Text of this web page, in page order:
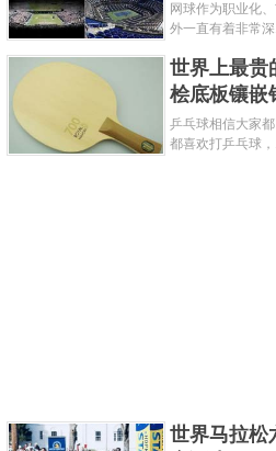
历时四年。他是第一个在正式
术的乒乓球运动员，也是中国
个在奥运会、世锦赛和世界杯
贯”得主。
关键字：乒乓球 大满贯
网球作为职业化
外一直有着非常深
世界上最贵
桧底板镶嵌
乒乓球相信大家
都喜欢打乒乓球，
世界马拉松